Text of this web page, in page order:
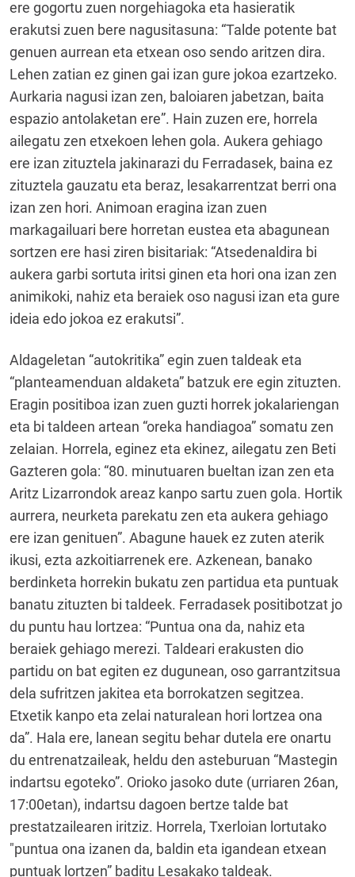
ere gogortu zuen norgehiagoka eta hasieratik
erakutsi zuen bere nagusitasuna: “Talde potente bat
genuen aurrean eta etxean oso sendo aritzen dira.
Lehen zatian ez ginen gai izan gure jokoa ezartzeko.
Aurkaria nagusi izan zen, baloiaren jabetzan, baita
espazio antolaketan ere”. Hain zuzen ere, horrela
ailegatu zen etxekoen lehen gola. Aukera gehiago
ere izan zituztela jakinarazi du Ferradasek, baina ez
zituztela gauzatu eta beraz, lesakarrentzat berri ona
izan zen hori. Animoan eragina izan zuen
markagailuari bere horretan eustea eta abagunean
sortzen ere hasi ziren bisitariak: “Atsedenaldira bi
aukera garbi sortuta iritsi ginen eta hori ona izan zen
animikoki, nahiz eta beraiek oso nagusi izan eta gure
ideia edo jokoa ez erakutsi”.
Aldageletan “autokritika” egin zuen taldeak eta
“planteamenduan aldaketa” batzuk ere egin zituzten.
Eragin positiboa izan zuen guzti horrek jokalariengan
eta bi taldeen artean “oreka handiagoa” somatu zen
zelaian. Horrela, eginez eta ekinez, ailegatu zen Beti
Gazteren gola: “80. minutuaren bueltan izan zen eta
Aritz Lizarrondok areaz kanpo sartu zuen gola. Hortik
aurrera, neurketa parekatu zen eta aukera gehiago
ere izan genituen”. Abagune hauek ez zuten aterik
ikusi, ezta azkoitiarrenek ere. Azkenean, banako
berdinketa horrekin bukatu zen partidua eta puntuak
banatu zituzten bi taldeek. Ferradasek positibotzat jo
du puntu hau lortzea: “Puntua ona da, nahiz eta
beraiek gehiago merezi. Taldeari erakusten dio
partidu on bat egiten ez dugunean, oso garrantzitsua
dela sufritzen jakitea eta borrokatzen segitzea.
Etxetik kanpo eta zelai naturalean hori lortzea ona
da”. Hala ere, lanean segitu behar dutela ere onartu
du entrenatzaileak, heldu den asteburuan “Mastegin
indartsu egoteko”. Orioko jasoko dute (urriaren 26an,
17:00etan), indartsu dagoen bertze talde bat
prestatzailearen iritziz. Horrela, Txerloian lortutako
"puntua ona izanen da, baldin eta igandean etxean
puntuak lortzen” baditu Lesakako taldeak.